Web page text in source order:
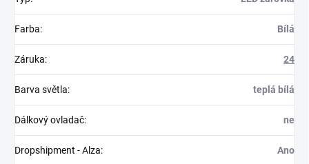
Farba: Bílá
Záruka: 24
Barva světla: teplá bílá
Dálkový ovladač: ne
Dropshipment - Alza: Ano